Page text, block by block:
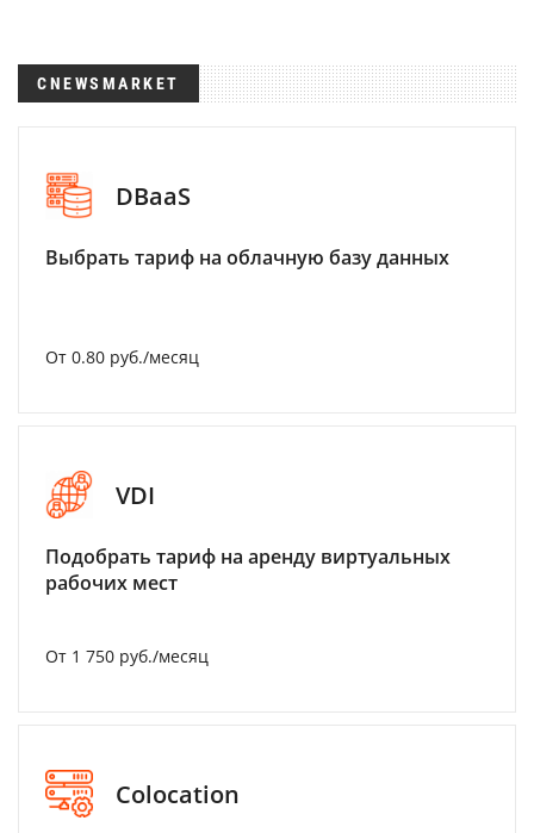
CNEWSMARKET
DBaaS
Выбрать тариф на облачную базу данных
От 0.80 руб./месяц
VDI
Подобрать тариф на аренду виртуальных
рабочих мест
От 1 750 руб./месяц
Colocation